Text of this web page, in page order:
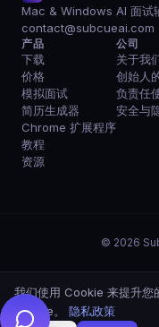
Mac & Windows AI 面试
contact@subcueai.com
产品
下载
价格
模拟面试
简历生成器
Chrome 扩展程序
教程
资源
公司
关于我
创始人
负责任
安全与
© 2026
我们使用 Cookie 来提升您
Cookie。 隐私政策